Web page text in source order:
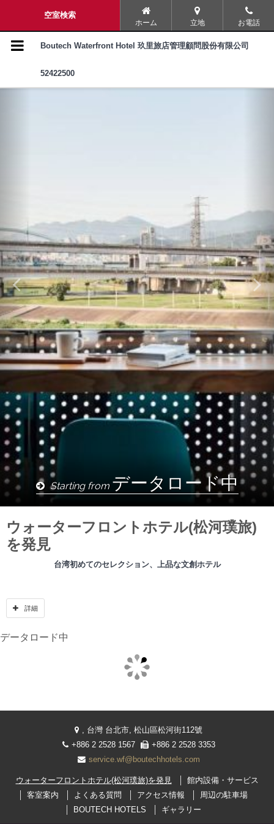
ナビゲーションメニュー
ウォーターフロントホテル(松河
館内設備・サービス
BOUTECH HOTELS
ギャラリー
設定言語
繁體中文 ENGLISH
日本語 한국어
Facebook Instagram シェア
空室検索
ホーム 立地 お電話
Boutech Waterfront Hotel 玖里旅店管理顧問股份有限公司
52422500
Starting from データロード中
ウォーターフロントホテル(松河璞旅)
を発見
台湾初めてのセレクション、上品な文創ホテル
ウォーターフロントホテル(松河璞旅)は町の中の民宅に隠れて、松山基隆
河最前列にあり、一部のお部屋からは川または市街の景色を望めます。
旅)に入ると、騒がしい音が消えてゆく、一瞬に浮き世を離れた別天地に
なアーティストと人情味を兼ね合います。全体的な空間はシンプル、す
っきりなデザインが主、細かい事も心を込めて作り上げます。
埠頭）、慈祐宮、饒河街観光夜市と隣接し五分埔服飾広場に近く、信義
商業エリア (信義商圈)、台北101ショッピングモール、松菸文創園区など
スポットへも簡単にアクセスでき、立地抜群。世界中の旅人に人情味あ
ふれて、美しい景色を眺めを一度持って、台北人と一緒に深呼吸をしま
詳細
データロード中
, 台灣 台北市, 松山區松河街112號
+886 2 2528 1567
+886 2 2528 3353
service.wf@boutechhotels.com
ウォーターフロントホテル(松河璞旅)を発見
館内設備・サービス
客室案内
よくある質問 アクセス情報
周辺の駐車場
BOUTECH HOTELS
ギャラリー